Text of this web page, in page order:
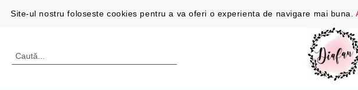
Profil 0726192387
Site-ul nostru foloseste cookies pentru a va oferi o experienta de navigare mai buna.